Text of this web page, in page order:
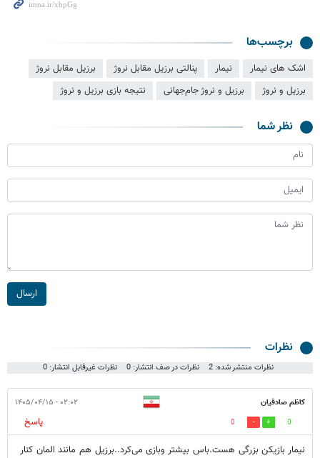
برچسب‌ها
اشک‌ های نیمار نیمار پنالتی برزیل مقابل نروژ
برزیل مقابل نروژ
برزیل و نروژ
برزیل و نروژ جام‌جهانی نتیجه بازی برزیل و نروژ
نظر شما
ارسال
نظرات
نظرات منتشر شده: 2 نظرات در صف انتشار: 0 نظرات غیرقابل انتشار: 0
کاظم صادقیان ۰۲:۰۲ - ۱۴۰۵/۰۴/۱۵
0
0
پاسخ
نیمار بازیکن بزرگی هست.باس بیشتر وبازی می‌کرد..برزیل هم مانند المان کنار